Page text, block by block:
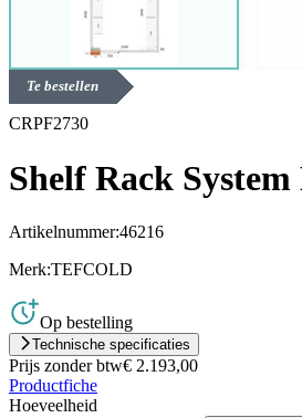
Te bestellen
CRPF2730
Shelf Rack
Artikelnummer:46216
Merk:TEFCOLD
Op bestelling
Technische specificaties
Prijs zonder btw€ 2.193,00
Productfiche
Hoeveelheid